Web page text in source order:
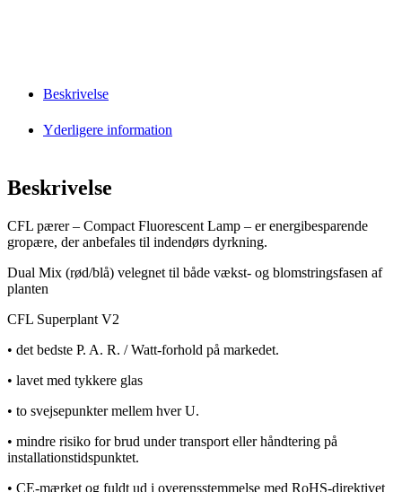
Beskrivelse
Yderligere information
Beskrivelse
CFL pærer – Compact Fluorescent Lamp – er energibesparende
gropære, der anbefales til indendørs dyrkning.
Dual Mix (rød/blå) velegnet til både vækst- og blomstringsfasen af
planten
CFL Superplant V2
• det bedste P. A. R. / Watt-forhold på markedet.
• lavet med tykkere glas
• to svejsepunkter mellem hver U.
• mindre risiko for brud under transport eller håndtering på
installationstidspunktet.
• CE-mærket og fuldt ud i overensstemmelse med RoHS-direktivet